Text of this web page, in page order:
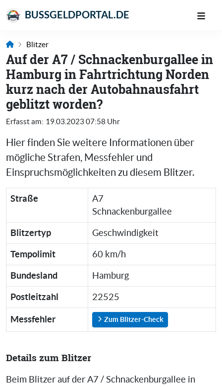
BUSSGELDPORTAL.DE
Blitzer
Auf der A7 / Schnackenburgallee in
Hamburg in Fahrtrichtung Norden
kurz nach der Autobahnausfahrt
geblitzt worden?
Erfasst am: 19.03.2023 07:58 Uhr
Hier finden Sie weitere Informationen über
mögliche Strafen, Messfehler und
Einspruchsmöglichkeiten zu diesem Blitzer.
Straße
A7
Schnackenburgallee
Blitzertyp Geschwindigkeit
Tempolimit 60 km/h
Bundesland Hamburg
Postleitzahl 22525
Messfehler Zum Blitzer-Check
Details zum Blitzer
Beim Blitzer auf der A7 / Schnackenburgallee in